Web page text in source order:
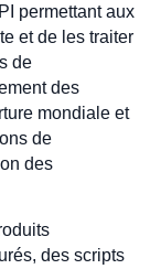
permettant aux
et de les traiter
de
des
mondiale et
de
des
des scripts